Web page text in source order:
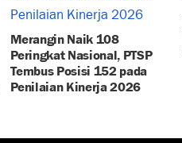
Merangin Naik 108
Peringkat Nasional, PTSP
Tembus Posisi 152 pada
Penilaian Kinerja 2026